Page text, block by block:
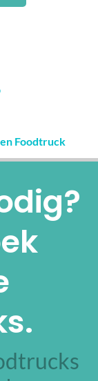
Foodtruck